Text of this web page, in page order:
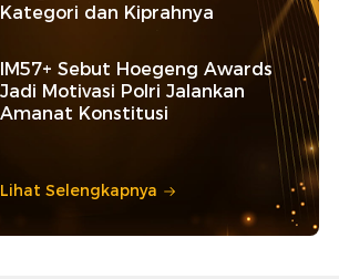
Kategori dan Kiprahnya
IM57+ Sebut Hoegeng Awards
Jadi Motivasi Polri Jalankan
Amanat Konstitusi
Lihat Selengkapnya